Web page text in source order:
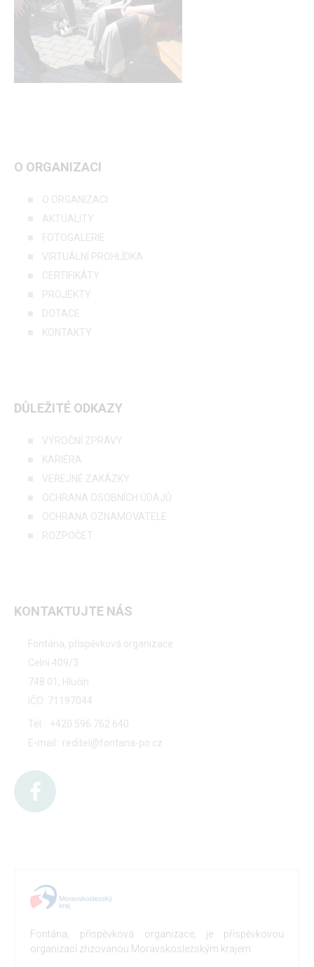
O ORGANIZACI
O ORGANIZACI
AKTUALITY
FOTOGALERIE
VIRTUÁLNÍ PROHLÍDKA
CERTIFIKÁTY
PROJEKTY
DOTACE
KONTAKTY
DŮLEŽITÉ ODKAZY
VÝROČNÍ ZPRÁVY
KARIÉRA
VEŘEJNÉ ZAKÁZKY
OCHRANA OSOBNÍCH ÚDAJŮ
OCHRANA OZNAMOVATELE
ROZPOČET
KONTAKTUJTE NÁS
Fontána, příspěvková organizace
Celní 409/3
748 01, Hlučín
IČO: 71197044
Tel.: +420 596 762 640
E-mail: reditel@fontana-po.cz
Fontána, příspěvková organizace, je příspěvkovou
organizací zřizovanou Moravskoslezským krajem.